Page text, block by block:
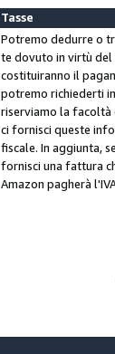
Tasse
Potremo dedurre o
te dovuto in virtù
costituiranno il
potremo richiederti
riserviamo la facoltà
ci fornisci queste
fiscale. In aggiunta,
fornisci una fattura
Amazon pagherà